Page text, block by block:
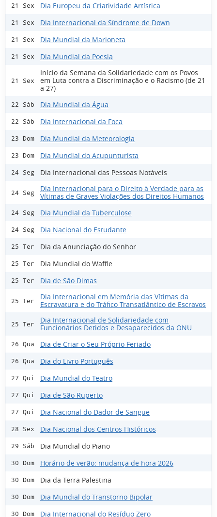
21 Sex Dia Europeu da Criatividade Artística
21 Sex Dia Internacional da Síndrome de Down
21 Sex Dia Mundial da Marioneta
21 Sex Dia Mundial da Poesia
21 Sex
Início da Semana da Solidariedade com os Povos
em Luta contra a Discriminação e o Racismo (de 21
a 27)
22 Sáb Dia Mundial da Água
22 Sáb Dia Internacional da Foca
23 Dom Dia Mundial da Meteorologia
23 Dom Dia Mundial do Acupunturista
24 Seg Dia Internacional das Pessoas Notáveis
24 Seg
Dia Internacional para o Direito à Verdade para as
Vítimas de Graves Violações dos Direitos Humanos
24 Seg Dia Mundial da Tuberculose
24 Seg Dia Nacional do Estudante
25 Ter Dia da Anunciação do Senhor
25 Ter Dia Mundial do Waffle
25 Ter Dia de São Dimas
25 Ter
Dia Internacional em Memória das Vítimas da
Escravatura e do Tráfico Transatlântico de Escravos
25 Ter
Dia Internacional de Solidariedade com
Funcionários Detidos e Desaparecidos da ONU
26 Qua Dia de Criar o Seu Próprio Feriado
26 Qua Dia do Livro Português
27 Qui Dia Mundial do Teatro
27 Qui Dia de São Ruperto
27 Qui Dia Nacional do Dador de Sangue
28 Sex Dia Nacional dos Centros Históricos
29 Sáb Dia Mundial do Piano
30 Dom Horário de verão: mudança de hora 2026
30 Dom Dia da Terra Palestina
30 Dom Dia Mundial do Transtorno Bipolar
30 Dom Dia Internacional do Resíduo Zero